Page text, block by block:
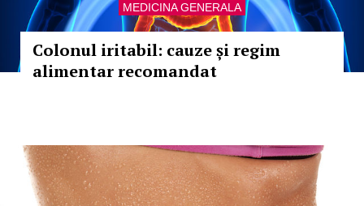
MEDICINA GENERALA
Colonul iritabil: cauze și regim
alimentar recomandat